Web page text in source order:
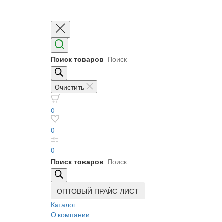
Поиск товаров
Очистить
0
0
0
Поиск товаров
ОПТОВЫЙ ПРАЙС-ЛИСТ
Каталог
О компании